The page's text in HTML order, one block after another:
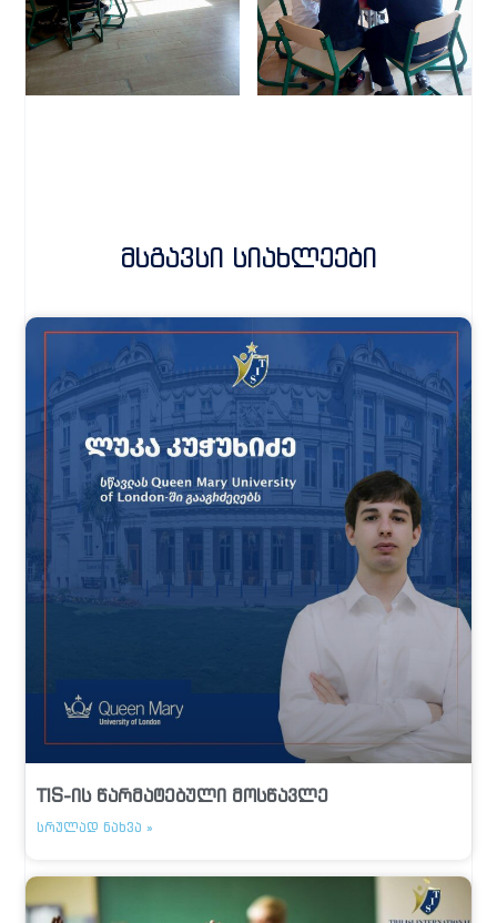
Მსგავსი Სიახლეები
TIS-ის წარმატებული მოსწავლე
ᲡᲠᲣᲚᲐᲓ ᲜᲐᲮᲕᲐ »